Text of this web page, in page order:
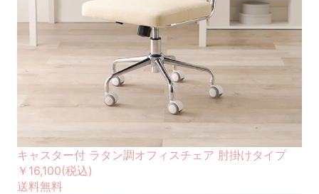
キャスター付 ラタン調オフィスチェア 肘掛けタイプ
￥16,100(税込)
送料無料